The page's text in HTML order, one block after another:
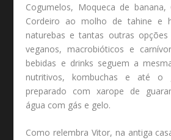
Cogumelos, Moqueca de banana,
Cordeiro ao molho de tahine e
naturebas e tantas outras opções
veganos, macrobióticos e
bebidas e drinks seguem a
nutritivos, kombuchas e até o
preparado com xarope de
água com gás e gelo.
Como relembra Vitor, na antiga